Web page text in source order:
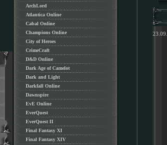
ArchLord
Atlantica Online
Cabal Online
Champions Online
City of Heroes
CrimeCraft
D&D Online
Dark Age of Camelot
Dark and Light
Darkfall Online
Dawnspire
EvE Online
EverQuest
EverQuest II
Final Fantasy XI
Final Fantasy XIV